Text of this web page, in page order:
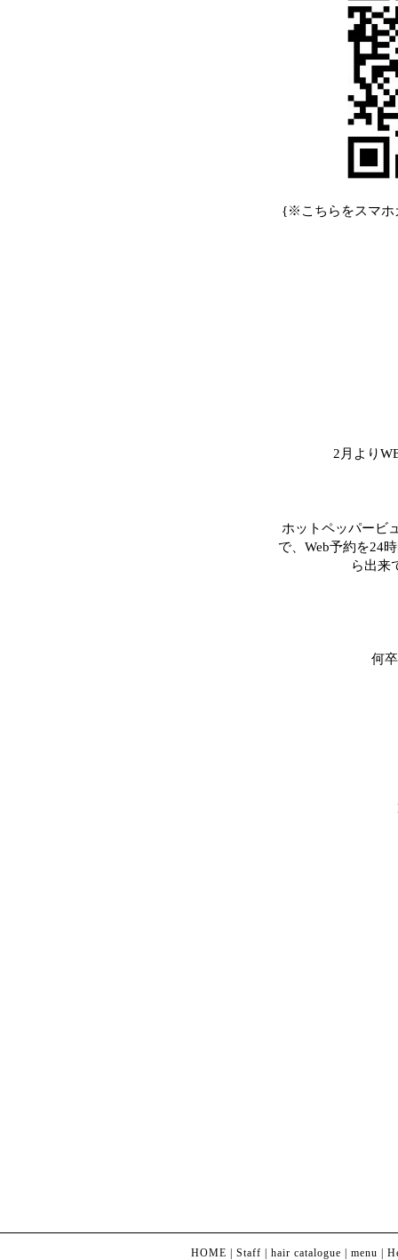
{※こちらをスマホ
2月より
ホットペッパービ
で、Web予約を24
ら出来
何
HOME Staff hair catalogue menu